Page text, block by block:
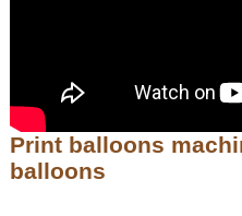
Print balloons
balloons